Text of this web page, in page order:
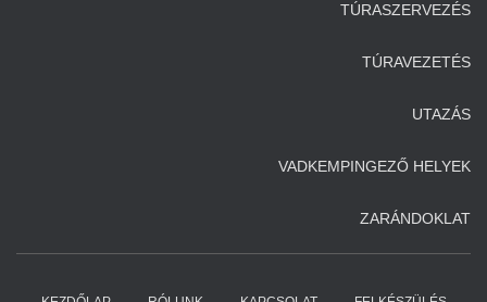
TÚRASZERVEZÉS
TÚRAVEZETÉS
UTAZÁS
VADKEMPINGEZŐ HELYEK
ZARÁNDOKLAT